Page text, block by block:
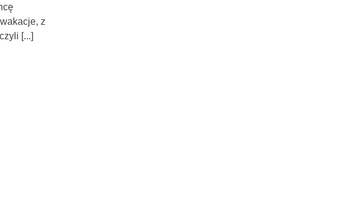
z
[...]